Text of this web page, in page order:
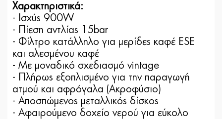
Χαρακτηριστικά:
- Ισχύς 900W
- Πίεση αντλίας 15bar
- Φίλτρο κατάλληλο για µερίδες καφέ ESE
και αλεσµένου καφέ
- Με µοναδικό σχεδιασµό vintage
- Πλήρως εξοπλισµένο για την παραγωγή
ατµού και αφρόγαλα (Ακροφύσιο)
- Αποσπώµενος µεταλλικός δίσκος
- Αφαιρούµενο δοχείο νερού για εύκολο